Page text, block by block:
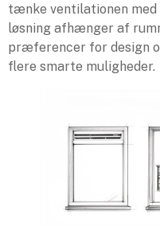
tænke ventilationen
løsning afhænger af
præferencer for design
flere smarte muligheder.